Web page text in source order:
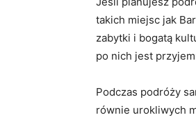
⁤takich ‌miejsc jak
zabytki i​ bogatą
po nich jest
Podczas podróży
równie urokliwych